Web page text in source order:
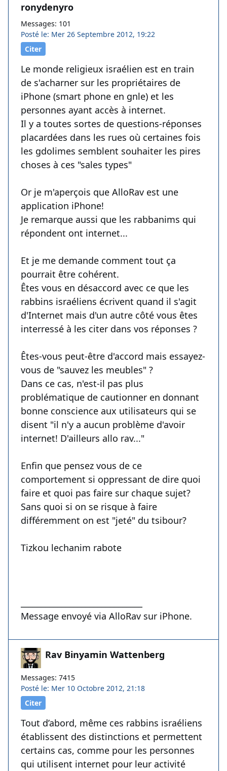
ronydenyro
Messages: 101
Posté le: Mer 26 Septembre 2012, 19:22
Citer
Le monde religieux israélien est en train
de s'acharner sur les propriétaires de
iPhone (smart phone en gnle) et les
personnes ayant accès à internet.
Il y a toutes sortes de questions-réponses
placardées dans les rues où certaines fois
les gdolimes semblent souhaiter les pires
choses à ces "sales types"
Or je m'aperçois que AlloRav est une
application iPhone!
Je remarque aussi que les rabbanims qui
répondent ont internet...
Et je me demande comment tout ça
pourrait être cohérent.
Êtes vous en désaccord avec ce que les
rabbins israéliens écrivent quand il s'agit
d'Internet mais d'un autre côté vous êtes
interressé à les citer dans vos réponses ?
Êtes-vous peut-être d'accord mais essayez-
vous de "sauvez les meubles" ?
Dans ce cas, n'est-il pas plus
problématique de cautionner en donnant
bonne conscience aux utilisateurs qui se
disent "il n'y a aucun problème d'avoir
internet! D'ailleurs allo rav..."
Enfin que pensez vous de ce
comportement si oppressant de dire quoi
faire et quoi pas faire sur chaque sujet?
Sans quoi si on se risque à faire
différemment on est "jeté" du tsibour?
Tizkou lechanim rabote
Message envoyé via AlloRav sur iPhone.
Rav Binyamin Wattenberg
Messages: 7415
Posté le: Mer 10 Octobre 2012, 21:18
Citer
Tout d’abord, même ces rabbins israéliens
établissent des distinctions et permettent
certains cas, comme pour les personnes
qui utilisent internet pour leur activité